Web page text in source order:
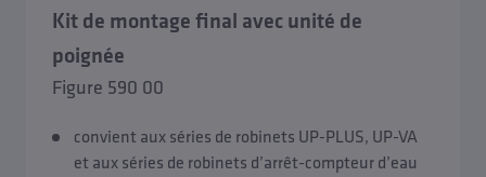
Kit de montage final avec unité de
poignée
Figure 590 00
convient aux séries de robinets UP-PLUS, UP-VA
et aux séries de robinets d’arrêt-compteur d’eau